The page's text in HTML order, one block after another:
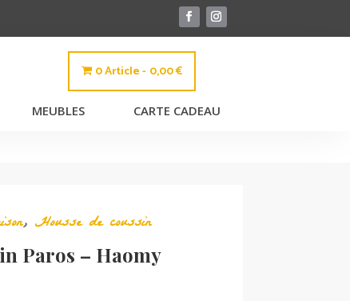
0 Article 0,00 €
MEUBLES CARTE CADEAU
,Housse de coussin
Paros – Haomy